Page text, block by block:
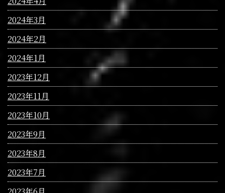
2024年3月
2024年2月
2024年1月
2023年12月
2023年11月
2023年10月
2023年9月
2023年8月
2023年7月